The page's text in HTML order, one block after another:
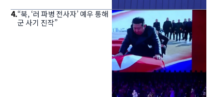
4.“북, ‘러 파병 전사자’ 예우 통해
군 사기 진작”